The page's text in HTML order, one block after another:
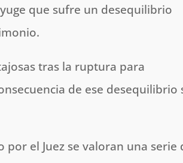
que sufre un desequilibrio
tras la ruptura para
de ese desequilibrio
el Juez se valoran una serie